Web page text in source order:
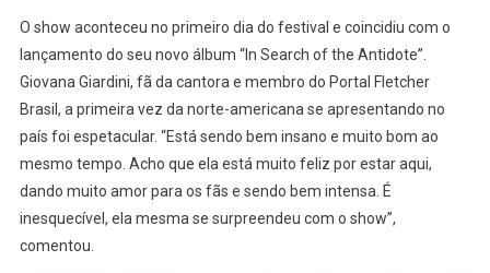
O show aconteceu no primeiro dia do festival e coincidiu com o
lançamento do seu novo álbum “In Search of the Antidote”.
Giovana Giardini, fã da cantora e membro do Portal Fletcher
Brasil, a primeira vez da norte-americana se apresentando no
país foi espetacular. “Está sendo bem insano e muito bom ao
mesmo tempo. Acho que ela está muito feliz por estar aqui,
dando muito amor para os fãs e sendo bem intensa. É
inesquecível, ela mesma se surpreendeu com o show”,
comentou.